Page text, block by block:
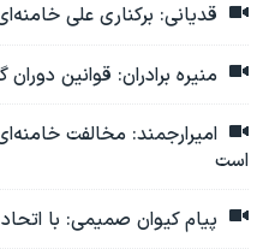
قدیانی: برکناری علی
منیره برادران: قوانین
امیرارجمند: مخالفت
است
پیام کیوان صمیمی: با